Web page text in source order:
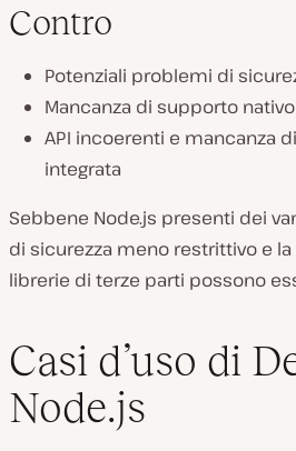
Contro
Potenziali problemi di
Mancanza di supporto
API incoerenti e mancanza
integrata
Sebbene Node.js presenti dei
di sicurezza meno restrittivo e
librerie di terze parti possono
Casi d’uso di
Node.js